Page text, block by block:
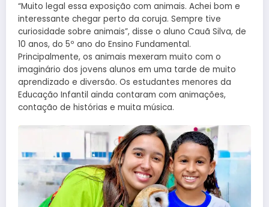
“Muito legal essa exposição com animais. Achei bom e
interessante chegar perto da coruja. Sempre tive
curiosidade sobre animais”, disse o aluno Cauã Silva, de
10 anos, do 5º ano do Ensino Fundamental.
Principalmente, os animais mexeram muito com o
imaginário dos jovens alunos em uma tarde de muito
aprendizado e diversão. Os estudantes menores da
Educação Infantil ainda contaram com animações,
contação de histórias e muita música.